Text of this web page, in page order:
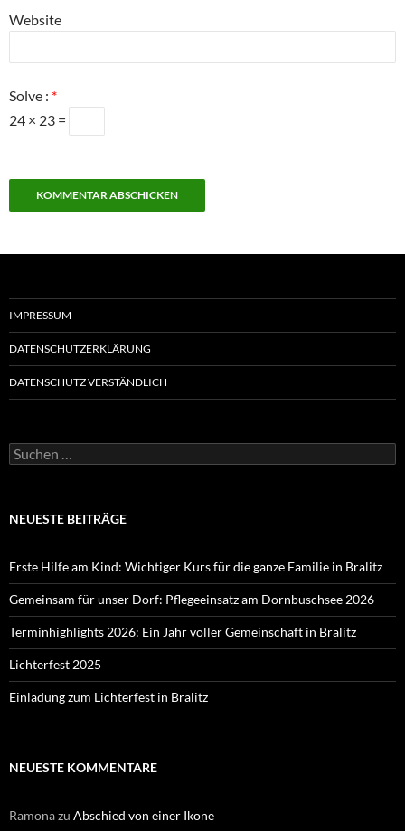
Website
Solve : *
24 × 23 =
IMPRESSUM
DATENSCHUTZERKLÄRUNG
DATENSCHUTZ VERSTÄNDLICH
Suchen
nach:
NEUESTE BEITRÄGE
Erste Hilfe am Kind: Wichtiger Kurs für die ganze Familie in Bralitz
Gemeinsam für unser Dorf: Pflegeeinsatz am Dornbuschsee 2026
Terminhighlights 2026: Ein Jahr voller Gemeinschaft in Bralitz
Lichterfest 2025
Einladung zum Lichterfest in Bralitz
NEUESTE KOMMENTARE
Ramonazu Abschied von einer Ikone